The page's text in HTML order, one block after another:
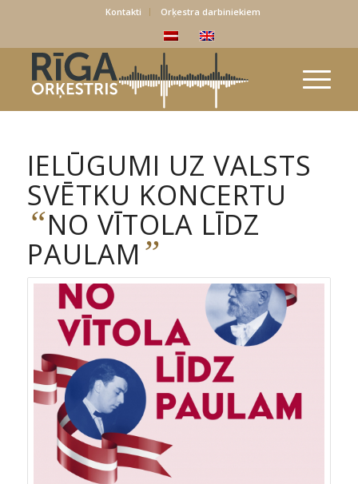
Kontakti Orķestra darbiniekiem
IELŪGUMI UZ VALSTS
SVĒTKU KONCERTU
“NO VĪTOLA LĪDZ
PAULAM ”